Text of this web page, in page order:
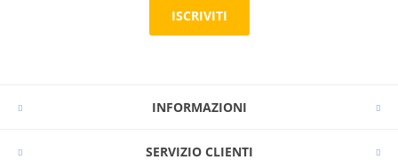
ISCRIVITI
INFORMAZIONI
SERVIZIO CLIENTI